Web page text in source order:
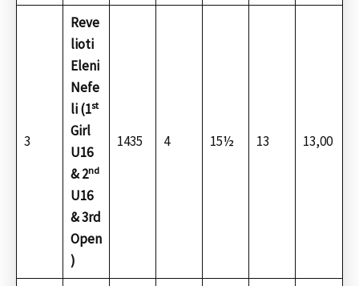
3
Reve
lioti
Eleni
Nefe
li (1st
Girl
U16
& 2nd
U16
& 3rd
Open
)
1435 4 15½ 13 13,00